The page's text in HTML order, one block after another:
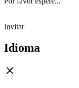
Invitar
Idioma